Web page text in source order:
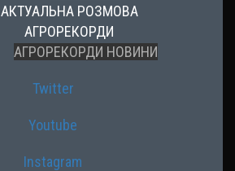
АКТУАЛЬНА РОЗМОВА
АГРОРЕКОРДИ
АГРОРЕКОРДИ НОВИНИ
Twitter
Youtube
Instagram